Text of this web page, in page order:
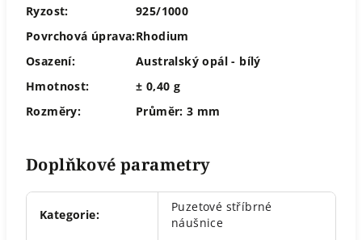
Ryzost:
925/1000
Povrchová úprava:Rhodium
Osazení:
Australský opál - bílý
Hmotnost:
± 0,40 g
Rozměry:
Průměr: 3 mm
Doplňkové parametry
Kategorie:
Puzetové stříbrné
náušnice